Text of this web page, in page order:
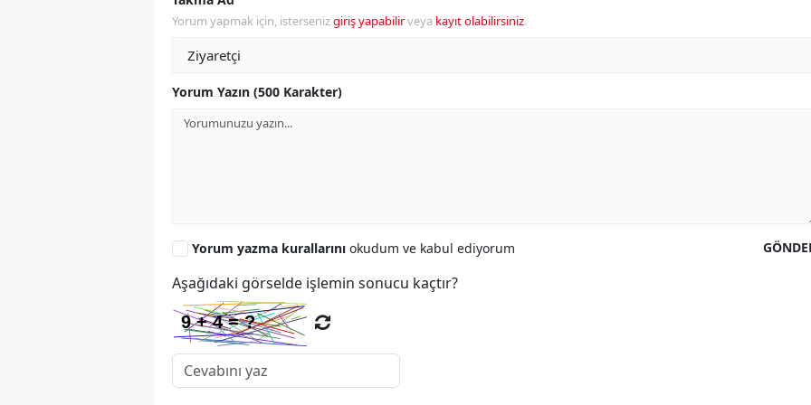
Yorum yapmak için, istersenizgiriş yapabilirveya kayıt olabilirsiniz.
Yorum Yazın (500 Karakter)
Yorum yazma kurallarını okudum ve kabul ediyorum
Aşağıdaki görselde işlemin sonucu kaçtır?